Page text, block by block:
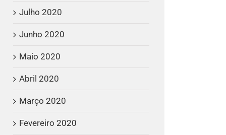
Julho 2020
Junho 2020
Maio 2020
Abril 2020
Março 2020
Fevereiro 2020